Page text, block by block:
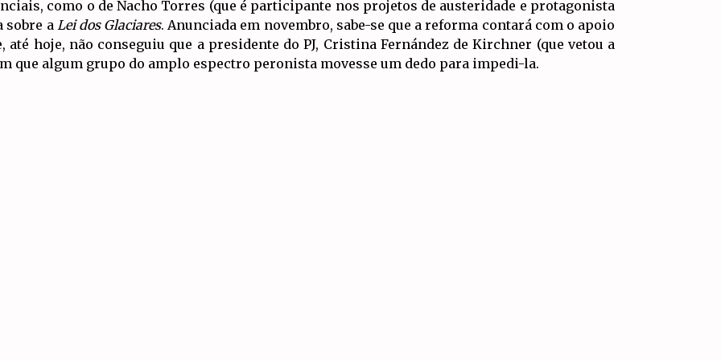
como o de Nacho Torres (que é participante nos projetos de austeridade e protagonista
sobre a Lei dos Glaciares. Anunciada em novembro, sabe-se que a reforma contará com o apoio
até hoje, não conseguiu que a presidente do PJ, Cristina Fernández de Kirchner (que vetou a
que algum grupo do amplo espectro peronista movesse um dedo para impedi-la.